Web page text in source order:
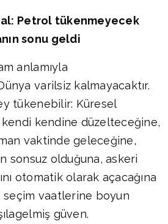
Petrol tükenmeyecek
sonu geldi
anlamıyla
varilsiz kalmayacaktır.
tükenebilir: Küresel
kendi kendine düzelteceğine,
vaktinde geleceğine,
sonsuz olduğuna, askeri
otomatik olarak açacağına
seçim vaatlerine boyun
güven.